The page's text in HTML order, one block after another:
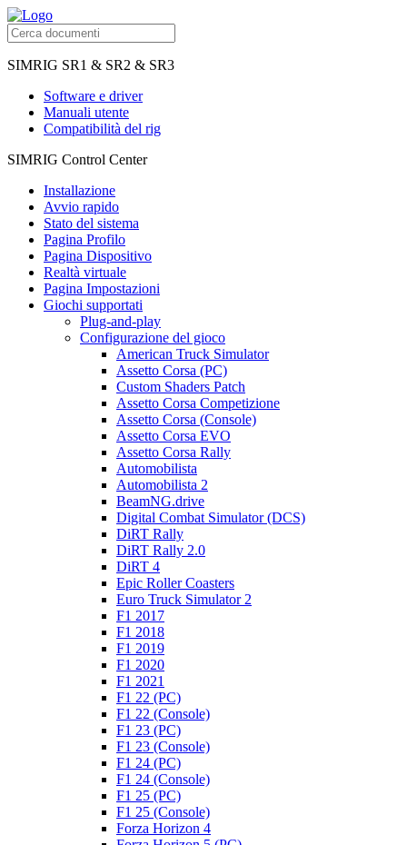
SIMRIG SR1 & SR2 & SR3
Software e driver
Manuali utente
Compatibilità del rig
SIMRIG Control Center
Installazione
Avvio rapido
Stato del sistema
Pagina Profilo
Pagina Dispositivo
Realtà virtuale
Pagina Impostazioni
Giochi supportati
Plug-and-play
Configurazione del gioco
American Truck Simulator
Assetto Corsa (PC)
Custom Shaders Patch
Assetto Corsa Competizione
Assetto Corsa (Console)
Assetto Corsa EVO
Assetto Corsa Rally
Automobilista
Automobilista 2
BeamNG.drive
Digital Combat Simulator (DCS)
DiRT Rally
DiRT Rally 2.0
DiRT 4
Epic Roller Coasters
Euro Truck Simulator 2
F1 2017
F1 2018
F1 2019
F1 2020
F1 2021
F1 22 (PC)
F1 22 (Console)
F1 23 (PC)
F1 23 (Console)
F1 24 (PC)
F1 24 (Console)
F1 25 (PC)
F1 25 (Console)
Forza Horizon 4